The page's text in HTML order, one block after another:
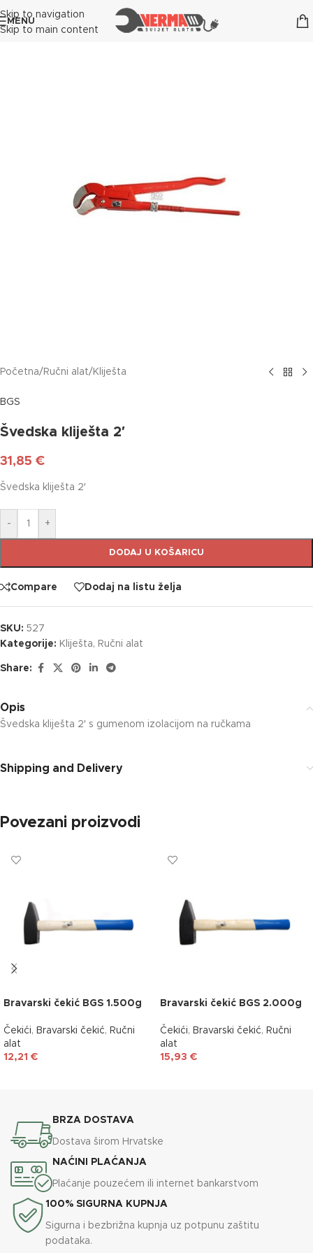
Skip to navigation
Skip to main content
MENU
Početna/ Ručni alat/ Kliješta
BGS
Švedska kliješta 2′
31,85 €
Švedska kliješta 2′
- +
DODAJ U KOŠARICU
Compare Dodaj na listu želja
SKU: 527
Kategorije: Kliješta, Ručni alat
Share:
Opis
Švedska kliješta 2′ s gumenom izolacijom na ručkama
Shipping and Delivery
Povezani proizvodi
Bravarski čekić BGS 1.500g
Čekići, Bravarski čekić, Ručni
alat
12,21 €
Bravarski čekić BGS 2.000g
Čekići, Bravarski čekić, Ručni
alat
15,93 €
BRZA DOSTAVA
Dostava širom Hrvatske
NAĆINI PLAĆANJA
Plaćanje pouzećem ili internet bankarstvom
100% SIGURNA KUPNJA
Sigurna i bezbrižna kupnja uz potpunu zaštitu
podataka.